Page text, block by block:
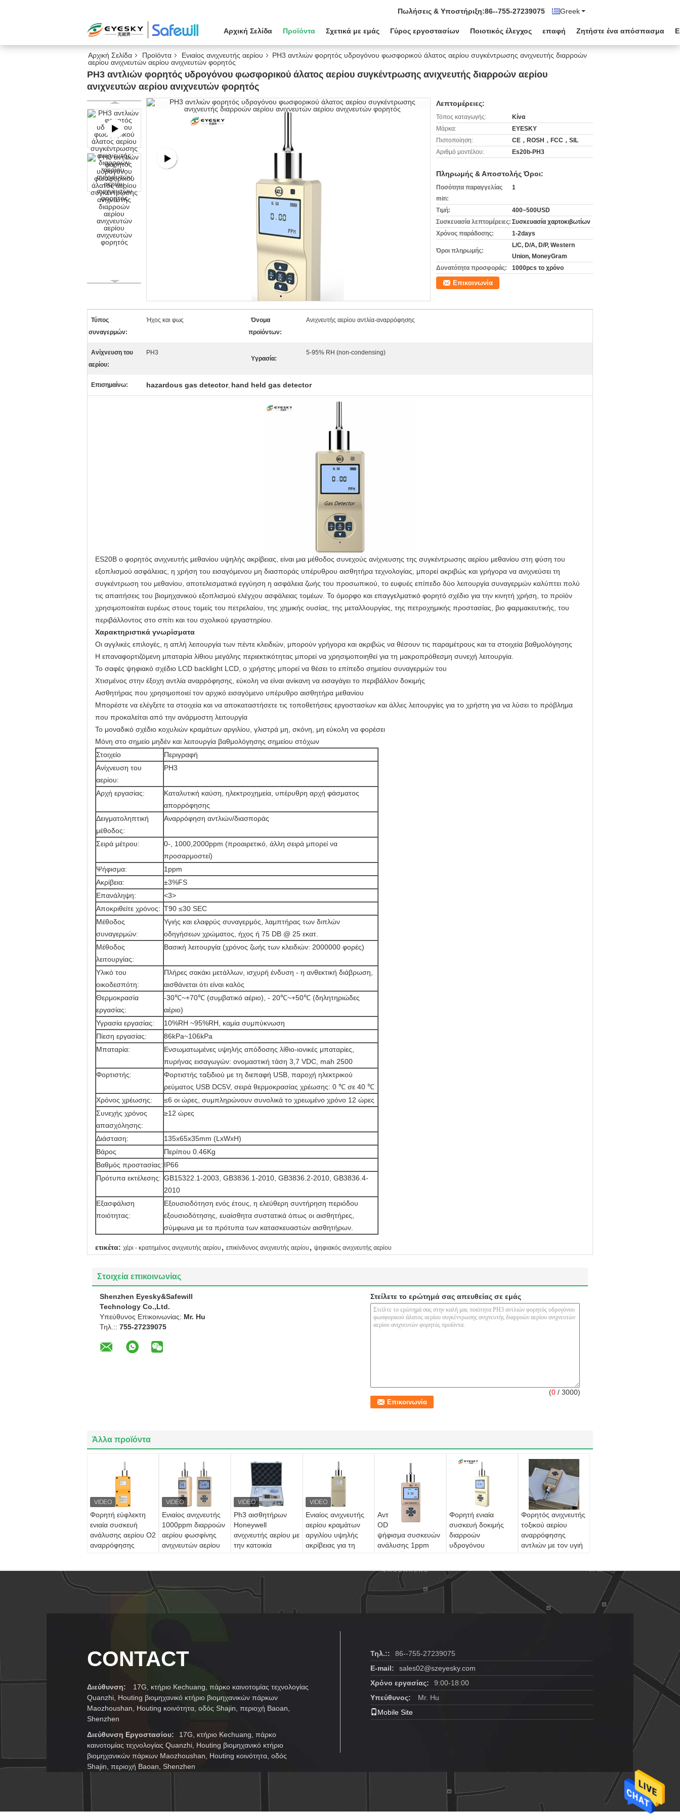
Greek
Πωλήσεις & Υποστήριξη:86--755-27239075
Αρχική Σελίδα Προϊόντα Σχετικά με εμάς Γύρος εργοστασίων Ποιοτικός έλεγχος επαφή Ζητήστε ένα απόσπασμα
Αρχική Σελίδα Προϊόντα Ενιαίος ανιχνευτής αερίου
PH3 αντλιών φορητός υδρογόνου φωσφορικού άλατος αερίου συγκέντρωσης ανιχνευτής διαρροών
αερίου ανιχνευτών αερίου ανιχνευτών φορητός
PH3 αντλιών φορητός υδρογόνου φωσφορικού άλατος αερίου συγκέντρωσης ανιχνευτής διαρροών αερίου
ανιχνευτών αερίου ανιχνευτών φορητός
Λεπτομέρειες:
Τόπος καταγωγής:
Κίνα
Μάρκα:
EYESKY
Πιστοποίηση:
CE，ROSH，FCC，SIL
Αριθμό μοντέλου:
Es20b-PH3
Πληρωμής & Αποστολής Όροι:
Ποσότητα παραγγελίας
min:
1
Τιμή:
400~500USD
Συσκευασία λεπτομέρειες: Συσκευασία χαρτοκιβωτίων
Χρόνος παράδοσης:
1-2days
Όροι πληρωμής:
L/C, D/A, D/P, Western
Union, MoneyGram
Δυνατότητα προσφοράς:
1000pcs το χρόνο
Επικοινωνία
Τύπος
συναγερμών:
Ήχος και φως
Όνομα
προϊόντων:
Ανιχνευτής αερίου αντλία-αναρρόφησης
Ανίχνευση του
αερίου:
PH3
Υγρασία:
5-95% RH (non-condensing)
Επισημαίνω: hazardous gas detector, hand held gas detector
ES20B ο φορητός ανιχνευτής μεθανίου υψηλής ακρίβειας, είναι μια μέθοδος συνεχούς ανίχνευσης της συγκέντρωσης αερίου μεθανίου στη φύση του
εξοπλισμού ασφάλειας, η χρήση του εισαγόμενου μη διασποράς υπέρυθρου αισθητήρα τεχνολογίας, μπορεί ακριβώς και γρήγορα να ανιχνεύσει τη
συγκέντρωση του μεθανίου, αποτελεσματικά εγγύηση η ασφάλεια ζωής του προσωπικού, το ευφυές επίπεδο δύο λειτουργία συναγερμών καλύπτει πολύ
τις απαιτήσεις του βιομηχανικού εξοπλισμού ελέγχου ασφάλειας τομέων. Το όμορφο και επαγγελματικό φορητό σχέδιο για την κινητή χρήση, το προϊόν
χρησιμοποιείται ευρέως στους τομείς του πετρελαίου, της χημικής ουσίας, της μεταλλουργίας, της πετροχημικής προστασίας, βιο φαρμακευτικής, του
περιβάλλοντος στο σπίτι και του σχολικού εργαστηρίου.
Χαρακτηριστικά γνωρίσματα
Οι αγγλικές επιλογές, η απλή λειτουργία των πέντε κλειδιών, μπορούν γρήγορα και ακριβώς να θέσουν τις παραμέτρους και τα στοιχεία βαθμολόγησης
Η επαναφορτιζόμενη μπαταρία λίθιου μεγάλης περιεκτικότητας μπορεί να χρησιμοποιηθεί για τη μακροπρόθεσμη συνεχή λειτουργία.
Το σαφές ψηφιακό σχέδιο LCD backlight LCD, ο χρήστης μπορεί να θέσει το επίπεδο σημείου συναγερμών του
Χτισμένος στην έξοχη αντλία αναρρόφησης, εύκολη να είναι ανίκανη να εισαγάγει το περιβάλλον δοκιμής
Αισθητήρας που χρησιμοποιεί τον αρχικό εισαγόμενο υπέρυθρο αισθητήρα μεθανίου
Μπορέστε να ελέγξετε τα στοιχεία και να αποκαταστήσετε τις τοποθετήσεις εργοστασίων και άλλες λειτουργίες για το χρήστη για να λύσει το πρόβλημα
που προκαλείται από την ανάρμοστη λειτουργία
Το μοναδικό σχέδιο κοχυλιών κραμάτων αργιλίου, γλιστρά μη, σκόνη, μη εύκολη να φορέσει
Μόνη στο σημείο μηδέν και λειτουργία βαθμολόγησης σημείου στόχων
Στοιχείο
Περιγραφή
Ανίχνευση του
αερίου:
PH3
Αρχή εργασίας:
Καταλυτική καύση, ηλεκτροχημεία, υπέρυθρη αρχή φάσματος
απορρόφησης
Δειγματοληπτική
μέθοδος:
Αναρρόφηση αντλιών/διασποράς
Σειρά μέτρου:
0-, 1000,2000ppm (προαιρετικό, άλλη σειρά μπορεί να
προσαρμοστεί)
Ψήφισμα:
1ppm
Ακρίβεια:
±3%FS
Επανάληψη:
<3>
Αποκριθείτε χρόνος: T90 ≤30 SEC
Μέθοδος
συναγερμών:
Υγιής και ελαφρύς συναγερμός, λαμπτήρας των διπλών
οδηγήσεων χρώματος, ήχος ή 75 DB @ 25 εκατ.
Μέθοδος
λειτουργίας:
Βασική λειτουργία (χρόνος ζωής των κλειδιών: 2000000 φορές)
Υλικό του
οικοδεσπότη:
Πλήρες σακάκι μετάλλων, ισχυρή ένδυση - η ανθεκτική διάβρωση,
αισθάνεται ότι είναι καλός
Θερμοκρασία
εργασίας:
-30℃~+70℃ (συμβατικό αέριο), - 20℃~+50℃ (δηλητηριώδες
αέριο)
Υγρασία εργασίας:
10%RH ~95%RH, καμία συμπύκνωση
Πίεση εργασίας:
86kPa~106kPa
Μπαταρία:
Ενσωματωμένες υψηλής απόδοσης λίθιο-ιονικές μπαταρίες,
πυρήνας εισαγωγών: ονομαστική τάση 3,7 VDC, mah 2500
Φορτιστής:
Φορτιστής ταξιδιού με τη διεπαφή USB, παροχή ηλεκτρικού
ρεύματος USB DC5V, σειρά θερμοκρασίας χρέωσης: 0 ℃ σε 40 ℃
Χρόνος χρέωσης:
≤6 οι ώρες, συμπληρώνουν συνολικά το χρεωμένο χρόνο 12 ώρες
Συνεχής χρόνος
απασχόλησης:
≥12 ώρες
Διάσταση:
135x65x35mm (LxWxH)
Βάρος
Περίπου 0.46Kg
Βαθμός προστασίας: IP66
Πρότυπα εκτέλεσης: GB15322.1-2003, GB3836.1-2010, GB3836.2-2010, GB3836.4-
2010
Εξασφάλιση
ποιότητας:
Εξουσιοδότηση ενός έτους, η ελεύθερη συντήρηση περιόδου
εξουσιοδότησης, ευαίσθητα συστατικά όπως οι αισθητήρες,
σύμφωνα με τα πρότυπα των κατασκευαστών αισθητήρων.
ετικέτα: χέρι - κρατημένος ανιχνευτής αερίου , επικίνδυνος ανιχνευτής αερίου , ψηφιακός ανιχνευτής αερίου
Στοιχεία επικοινωνίας
Shenzhen Eyesky&Safewill
Technology Co.,Ltd.
Υπεύθυνος Επικοινωνίας: Mr. Hu
Τηλ.:: 755-27239075
Στείλετε το ερώτημά σας απευθείας σε εμάς
(0 / 3000)
Άλλα προϊόντα
Φορητή εύφλεκτη
ενιαία συσκευή
ανάλυσης αερίου Ο2
αναρρόφησης
Ενιαίος ανιχνευτής
1000ppm διαρροών
αερίου φωσφίνης
ανιχνευτών αερίου
Ph3 αισθητήρων
Honeywell
ανιχνευτής αερίου με
την κατοικία
Ενιαίος ανιχνευτής
αερίου κραμάτων
αργιλίου υψηλής
ακρίβειας για τη
Αντλιών τύπων
ODM ενιαίο
ψήφισμα συσκευών
ανάλυσης 1ppm
Φορητή ενιαία
συσκευή δοκιμής
διαρροών
υδρογόνου
ασφάλειας
Φορητός ανιχνευτής
τοξικού αερίου
αναρρόφησης
αντλιών με τον υγιή
CONTACT
Διεύθυνση:
17G, κτήριο Kechuang, πάρκο καινοτομίας τεχνολογίας
Quanzhi, Houting βιομηχανικό κτήριο βιομηχανικών πάρκων
Maozhoushan, Houting κοινότητα, οδός Shajin, περιοχή Baoan,
Shenzhen
Διεύθυνση Εργοστασίου:
17G, κτήριο Kechuang, πάρκο
καινοτομίας τεχνολογίας Quanzhi, Houting βιομηχανικό κτήριο
βιομηχανικών πάρκων Maozhoushan, Houting κοινότητα, οδός
Shajin, περιοχή Baoan, Shenzhen
Τηλ.::
86--755-27239075
E-mail:
sales02@szeyesky.com
Χρόνο εργασίας:
9:00-18:00
Υπεύθυνος:
Mr. Hu
Mobile Site